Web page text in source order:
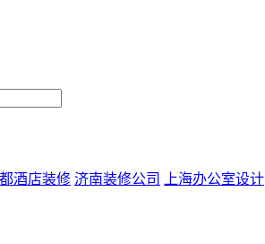
酒店装修 济南装修公司 上海办公室设计